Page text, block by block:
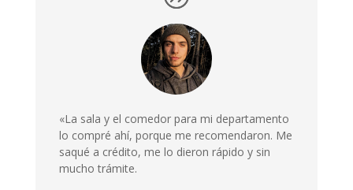
«La sala y el comedor para mi departamento
lo compré ahí, porque me recomendaron. Me
saqué a crédito, me lo dieron rápido y sin
mucho trámite.